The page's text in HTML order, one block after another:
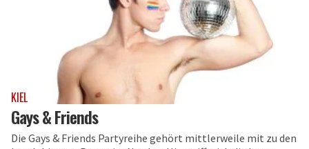
KIEL
Gays & Friends
Die Gays & Friends Partyreihe gehört mittlerweile mit zu den